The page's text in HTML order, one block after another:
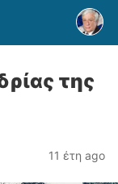
της
11 έτη ago